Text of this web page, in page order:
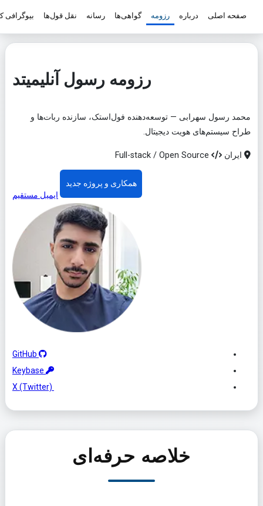
صفحه اصلی درباره رزومه گواهی‌ها رسانه نقل قول‌ها بیوگرافی
رزومه رسول آنلیمیتد
محمد رسول سهرابی — توسعه‌دهنده فول‌استک، سازنده ربات‌ها و
طراح سیستم‌های هویت دیجیتال.
ایران
همکاری و پروژه جدید
ایمیل مستقیم
خلاصه حرفه‌ای